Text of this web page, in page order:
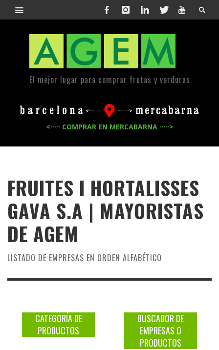
El mejor lugar para comprar frutas y verduras
<····· COMPRAR EN MERCABARNA ·····>
FRUITES I HORTALISSES
GAVA S.A | MAYORISTAS
DE AGEM
LISTADO DE EMPRESAS EN ORDEN ALFABÉTICO
CATEGORÍA DE
PRODUCTOS
BUSCADOR DE
EMPRESAS O
PRODUCTOS